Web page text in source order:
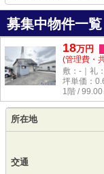
募集中物件一覧
18万円
(管理費・
敷：-｜礼
坪単価：
1階 /
所在地
交通